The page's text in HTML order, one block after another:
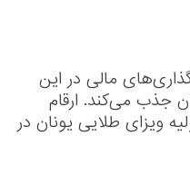
مالی در این
جذب می‌کند. ارقام
می‌دهد که درمجموع 12.577 درخواست اولیه ویزای طلایی یونان در